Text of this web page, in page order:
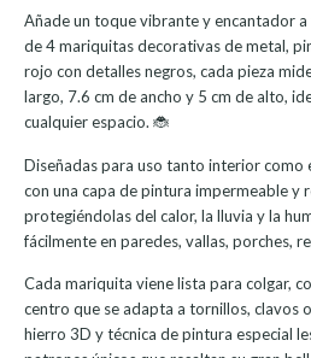
Añade un toque vibrante y encantador
de 4 mariquitas decorativas de metal,
rojo con detalles negros, cada pieza
largo, 7.6 cm de ancho y 5 cm de alto,
cualquier espacio. 🐞
Diseñadas para uso tanto interior como
con una capa de pintura impermeable y
protegiéndolas del calor, la lluvia y la
fácilmente en paredes, vallas, porches,
Cada mariquita viene lista para colgar,
centro que se adapta a tornillos, clavos
hierro 3D y técnica de pintura especial